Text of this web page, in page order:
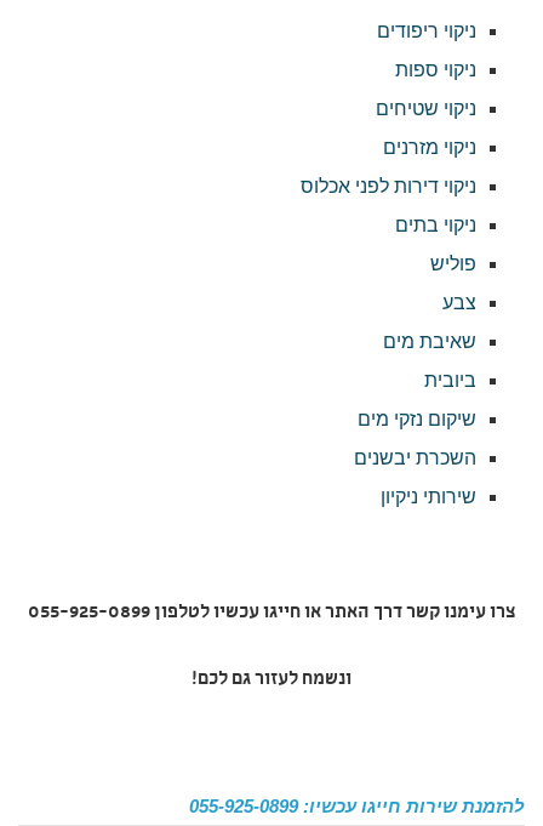
ניקוי ריפודים
ניקוי ספות
ניקוי שטיחים
ניקוי מזרנים
ניקוי דירות לפני אכלוס
ניקוי בתים
פוליש
צבע
שאיבת מים
ביובית
שיקום נזקי מים
השכרת יבשנים
שירותי ניקיון
צרו עימנו קשר דרך האתר או חייגו עכשיו לטלפון 055-925-0899
ונשמח לעזור גם לכם!
להזמנת שירות חייגו עכשיו: 055-925-0899